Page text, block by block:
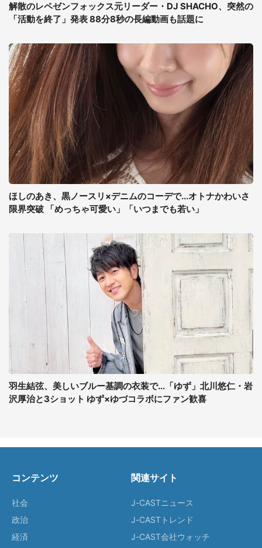
解散のレペゼンフォックス元リーダー・DJ SHACHO、突然の
「活動を終了」発表 88分8秒の長編動画も話題に
ほしのあき、黒ノースリ×デニムのコーデで...オトナかわいさ
限界突破 「めっちゃ可愛い」「いつまでも若い」
羽生結弦、美しいブルー基調の衣装で...「ゆず」北川悠仁・岩
沢厚治と3ショット ゆず×ゆづコラボにファン歓喜
コンテンツ
社会
政治
経済
関連サイト
J-CASTニュース
J-CASTトレンド
J-CAST会社ウォッチ